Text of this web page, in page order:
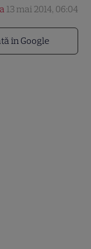
în Google
13 mai 2014, 06:04